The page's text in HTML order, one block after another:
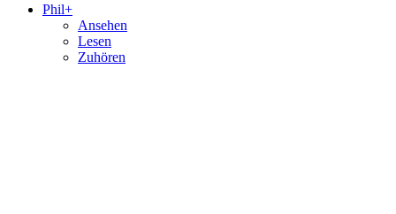
Phil+
Ansehen
Lesen
Zuhören